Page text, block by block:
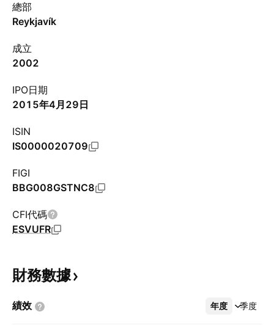
總部
Reykjavík
成立
2002
IPO日期
2015年4月29日
ISIN
IS0000020709
FIGI
BBG008GSTNC8
CFI代碼
ESVUFR
財務數據
績效 年度 季度
更多